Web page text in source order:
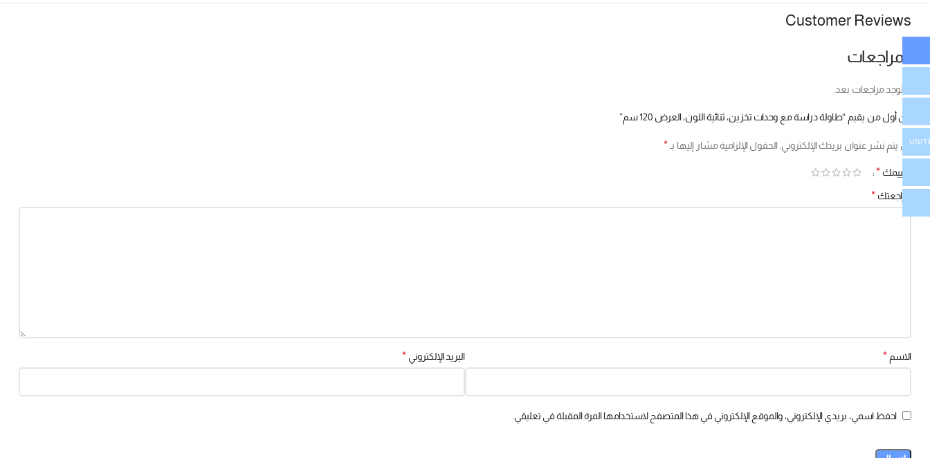
Customer Reviews
المراجعات
لا توجد مراجعات بعد.
كن أول من يقيم “طاولة دراسة مع وحدات تخزين، ثنائية اللون، العرض 120 سم”
لن يتم نشر عنوان بريدك الإلكتروني. الحقول الإلزامية مشار إليها بـ*
تقييمك *
مراجعتك *
الاسم * البريد الإلكتروني *
احفظ اسمي، بريدي الإلكتروني، والموقع الإلكتروني في هذا المتصفح لاستخدامها المرة المقبلة في تعليقي.